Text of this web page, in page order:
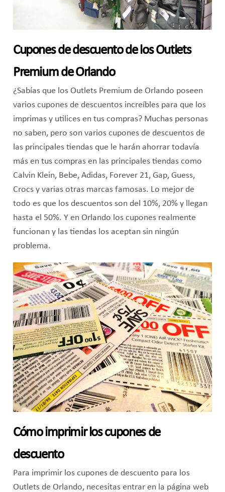
Cupones de descuento de los Outlets
Premium de Orlando
¿Sabías que los Outlets Premium de Orlando poseen
varios cupones de descuentos increíbles para que los
imprimas y utilices en tus compras? Muchas personas
no saben, pero son varios cupones de descuentos de
las principales tiendas que le harán ahorrar todavía
más en tus compras en las principales tiendas como
Calvin Klein, Bebe, Adidas, Forever 21, Gap, Guess,
Crocs y varias otras marcas famosas. Lo mejor de
todo es que los descuentos son del 10%, 20% y llegan
hasta el 50%. Y en Orlando los cupones realmente
funcionan y las tiendas los aceptan sin ningún
problema.
Cómo imprimir los cupones de
descuento
Para imprimir los cupones de descuento para los
Outlets de Orlando, necesitas entrar en la página web